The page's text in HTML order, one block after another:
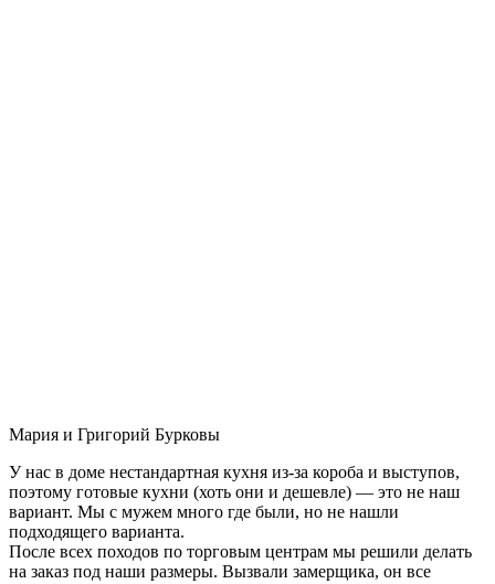
Мария и Григорий Бурковы
У нас в доме нестандартная кухня из-за короба и выступов,
поэтому готовые кухни (хоть они и дешевле) — это не наш
вариант. Мы с мужем много где были, но не нашли
подходящего варианта.
После всех походов по торговым центрам мы решили делать
на заказ под наши размеры. Вызвали замерщика, он все